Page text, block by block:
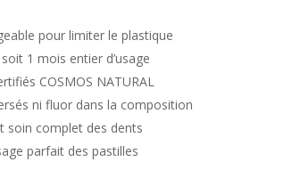
pour limiter le plastique
1 mois entier d’usage
COSMOS NATURAL
ni fluor dans la composition
soin complet des dents
parfait des pastilles